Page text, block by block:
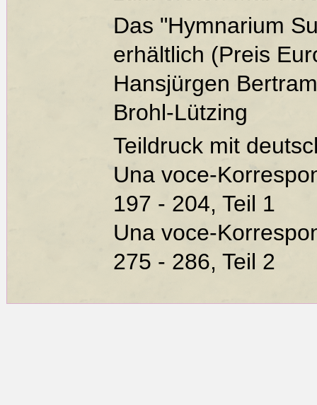
Das "Hymnarium
erhältlich (Preis
Hansjürgen
Brohl-Lützing
Teildruck mit
Una voce-
197 - 204, Teil 1
Una voce-
275 - 286, Teil 2